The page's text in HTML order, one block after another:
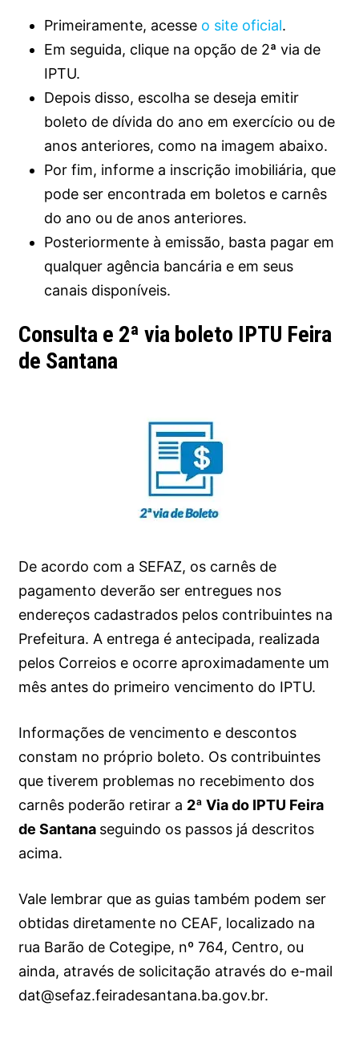
Primeiramente, acesse o site oficial.
Em seguida, clique na opção de 2ª via de
IPTU.
Depois disso, escolha se deseja emitir
boleto de dívida do ano em exercício ou de
anos anteriores, como na imagem abaixo.
Por fim, informe a inscrição imobiliária, que
pode ser encontrada em boletos e carnês
do ano ou de anos anteriores.
Posteriormente à emissão, basta pagar em
qualquer agência bancária e em seus
canais disponíveis.
Consulta e 2ª via boleto IPTU Feira
de Santana
De acordo com a SEFAZ, os carnês de
pagamento deverão ser entregues nos
endereços cadastrados pelos contribuintes na
Prefeitura. A entrega é antecipada, realizada
pelos Correios e ocorre aproximadamente um
mês antes do primeiro vencimento do IPTU.
Informações de vencimento e descontos
constam no próprio boleto. Os contribuintes
que tiverem problemas no recebimento dos
carnês poderão retirar a 2ª Via do IPTU Feira
de Santana seguindo os passos já descritos
acima.
Vale lembrar que as guias também podem ser
obtidas diretamente no CEAF, localizado na
rua Barão de Cotegipe, nº 764, Centro, ou
ainda, através de solicitação através do e-mail
dat@sefaz.feiradesantana.ba.gov.br.